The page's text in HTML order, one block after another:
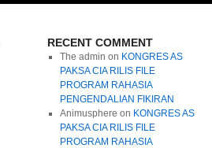
RECENT COMMENT
The admin on KONGRES AS
PAKSA CIA RILIS FILE
PROGRAM RAHASIA
PENGENDALIAN FIKIRAN
Animusphere on KONGRES AS
PAKSA CIA RILIS FILE
PROGRAM RAHASIA